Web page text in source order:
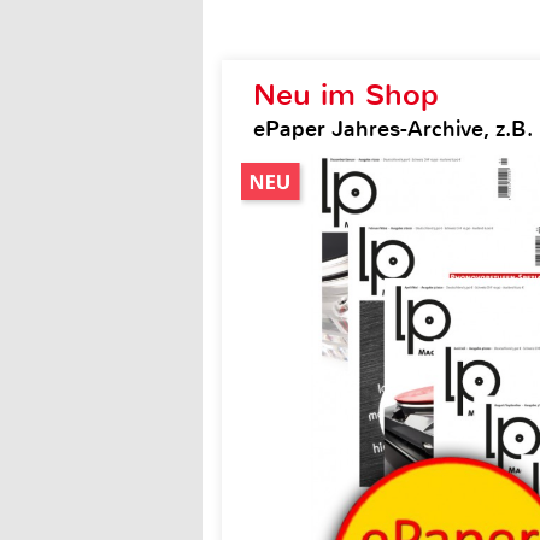
Neu im Shop
ePaper Jahres-Archive, z.B.